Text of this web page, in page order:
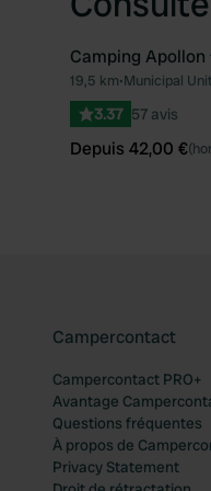
Reserve
Camping Apollon
19,5 km•Municipal
3.37 57 avis
Depuis 42,00 €
Campercontact
Campercontact PRO+
Avantage
Questions fréquentes
À propos de
Privacy Statement